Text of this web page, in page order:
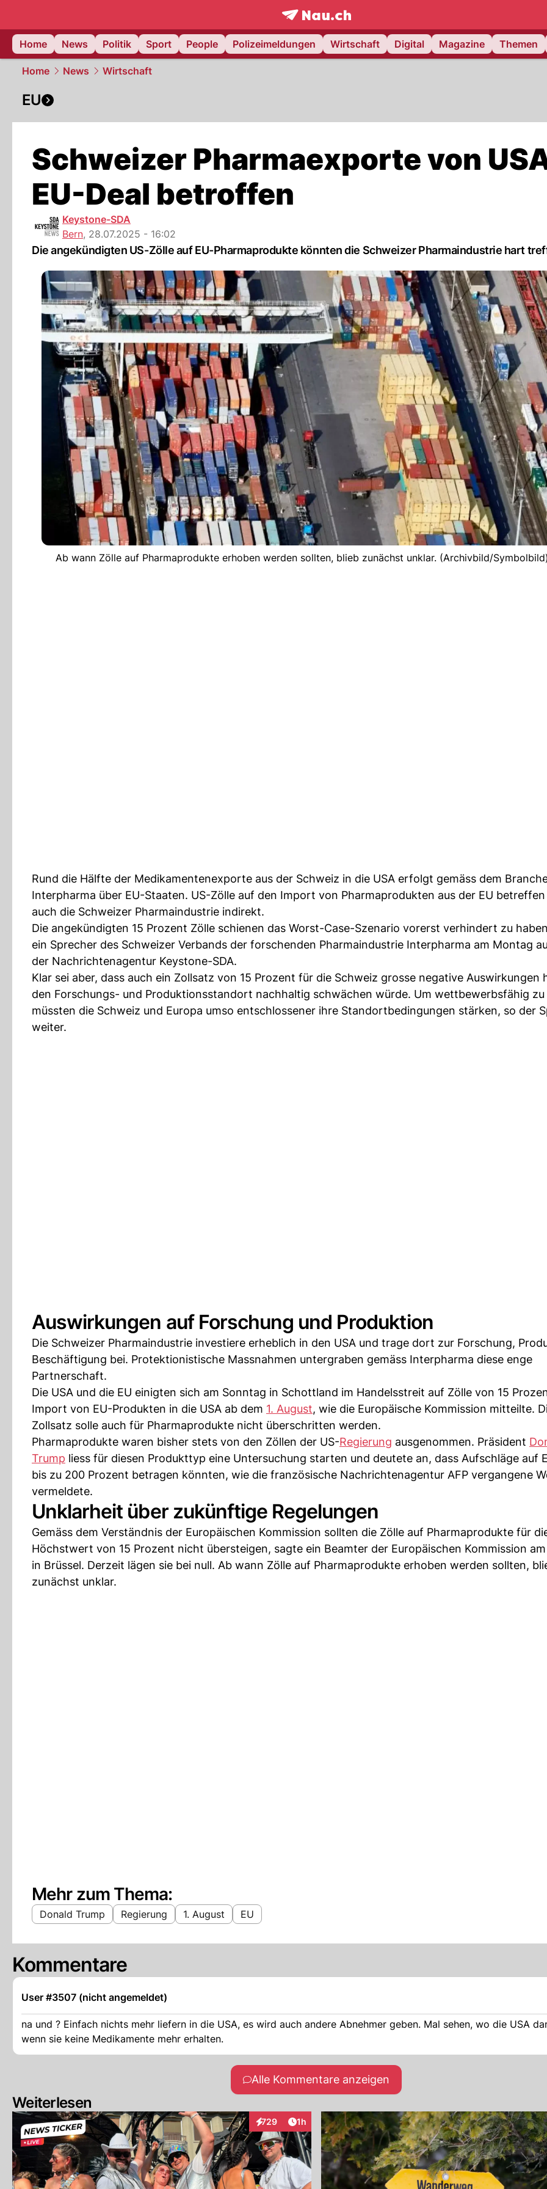
frontpage.NAU.ch
Home
News Politik Sport People Polizeimeldungen Wirtschaft Digital Magazine Themen
Home News Wirtschaft
EU
Schweizer Pharmaexporte von
EU-Deal betroffen
Keystone-SDA
Bern, 28.07.2025 - 16:02
Die angekündigten US-Zölle auf EU-Pharmaprodukte könnten die Schweizer Pharmaindustrie hart
Ab wann Zölle auf Pharmaprodukte erhoben werden sollten, blieb zunächst unklar. (Archivbild/
Rund die Hälfte der Medikamentenexporte aus der Schweiz in die USA erfolgt gemäss dem
Interpharma über EU-Staaten. US-Zölle auf den Import von Pharmaprodukten aus der EU
auch die Schweizer Pharmaindustrie indirekt.
Die angekündigten 15 Prozent Zölle schienen das Worst-Case-Szenario vorerst verhindert zu
ein Sprecher des Schweizer Verbands der forschenden Pharmaindustrie Interpharma am Montag
der Nachrichtenagentur Keystone-SDA.
Klar sei aber, dass auch ein Zollsatz von 15 Prozent für die Schweiz grosse negative Auswirkungen
den Forschungs- und Produktionsstandort nachhaltig schwächen würde. Um wettbewerbsfähig zu
müssten die Schweiz und Europa umso entschlossener ihre Standortbedingungen stärken, so der
weiter.
Auswirkungen auf Forschung und Produktion
Die Schweizer Pharmaindustrie investiere erheblich in den USA und trage dort zur Forschung,
Beschäftigung bei. Protektionistische Massnahmen untergraben gemäss Interpharma diese enge
Partnerschaft.
Die USA und die EU einigten sich am Sonntag in Schottland im Handelsstreit auf Zölle von 15
Import von EU-Produkten in die USA ab dem 1. August, wie die Europäische Kommission mitteilte.
Zollsatz solle auch für Pharmaprodukte nicht überschritten werden.
Pharmaprodukte waren bisher stets von den Zöllen der US-Regierung ausgenommen. Präsident
Trump liess für diesen Produkttyp eine Untersuchung starten und deutete an, dass Aufschläge auf
bis zu 200 Prozent betragen könnten, wie die französische Nachrichtenagentur AFP vergangene
vermeldete.
Unklarheit über zukünftige Regelungen
Gemäss dem Verständnis der Europäischen Kommission sollten die Zölle auf Pharmaprodukte für
Höchstwert von 15 Prozent nicht übersteigen, sagte ein Beamter der Europäischen Kommission
in Brüssel. Derzeit lägen sie bei null. Ab wann Zölle auf Pharmaprodukte erhoben werden sollten,
zunächst unklar.
Mehr zum Thema:
Donald Trump Regierung 1. August EU
Kommentare
User #3507 (nicht angemeldet)
na und ? Einfach nichts mehr liefern in die USA, es wird auch andere Abnehmer geben. Mal sehen, wo die USA
wenn sie keine Medikamente mehr erhalten.
Alle Kommentare anzeigen
Weiterlesen
729
InteraktionenArtikel veröffentlicht:
1h